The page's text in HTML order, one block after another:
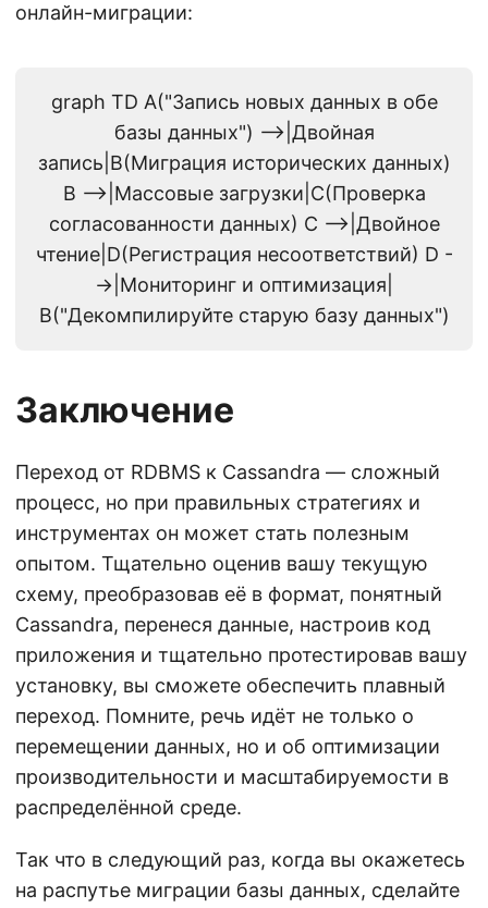
онлайн-миграции:
graph TD A("Запись новых данных в обе
базы данных") -->|Двойная
запись|B(Миграция исторических данных)
B -->|Массовые загрузки|C(Проверка
согласованности данных) C -->|Двойное
чтение|D(Регистрация несоответствий) D -
->|Мониторинг и оптимизация|
B("Декомпилируйте старую базу данных")
Заключение
Переход от RDBMS к Cassandra — сложный
процесс, но при правильных стратегиях и
инструментах он может стать полезным
опытом. Тщательно оценив вашу текущую
схему, преобразовав её в формат, понятный
Cassandra, перенеся данные, настроив код
приложения и тщательно протестировав вашу
установку, вы сможете обеспечить плавный
переход. Помните, речь идёт не только о
перемещении данных, но и об оптимизации
производительности и масштабируемости в
распределённой среде.
Так что в следующий раз, когда вы окажетесь
на распутье миграции базы данных, сделайте